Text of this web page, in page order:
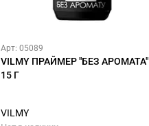
Арт: 05089
VILMY ПРАЙМЕР "БЕЗ АРОМАТА"
15 Г
VILMY